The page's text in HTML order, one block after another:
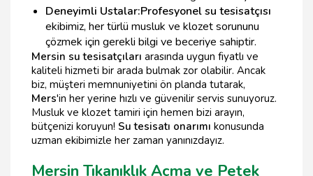
Deneyimli Ustalar:Profesyonel su tesisatçısı
ekibimiz, her türlü musluk ve klozet sorununu
çözmek için gerekli bilgi ve beceriye sahiptir.
Mersin su tesisatçıları arasında uygun fiyatlı ve
kaliteli hizmeti bir arada bulmak zor olabilir. Ancak
biz, müşteri memnuniyetini ön planda tutarak,
Mers'in her yerine hızlı ve güvenilir servis sunuyoruz.
Musluk ve klozet tamiri için hemen bizi arayın,
bütçenizi koruyun! Su tesisatı onarımı konusunda
uzman ekibimizle her zaman yanınızdayız.
Mersin Tıkanıklık Açma ve Petek